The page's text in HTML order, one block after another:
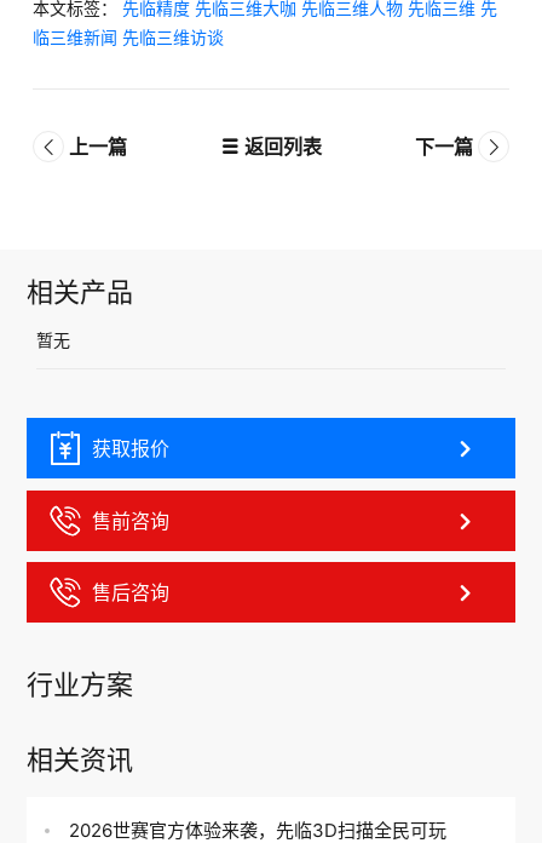
本文标签： 先临精度 先临三维大咖 先临三维人物 先临三维 先
临三维新闻 先临三维访谈
上一篇 返回列表 下一篇
相关产品
暂无
获取报价
售前咨询
售后咨询
行业方案
相关资讯
2026世赛官方体验来袭，先临3D扫描全民可玩